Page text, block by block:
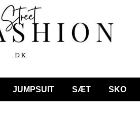
JUMPSUIT SÆT SKO